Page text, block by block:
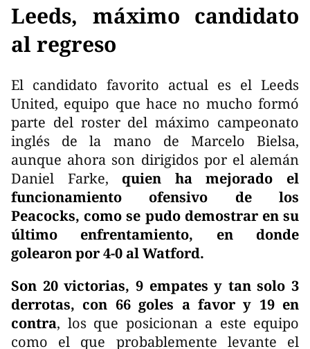
Leeds, máximo candidato
al regreso
El candidato favorito actual es el Leeds
United, equipo que hace no mucho formó
parte del roster del máximo campeonato
inglés de la mano de Marcelo Bielsa,
aunque ahora son dirigidos por el alemán
Daniel Farke, quien ha mejorado el
funcionamiento ofensivo de los
Peacocks, como se pudo demostrar en su
último enfrentamiento, en donde
golearon por 4-0 al Watford.
Son 20 victorias, 9 empates y tan solo 3
derrotas, con 66 goles a favor y 19 en
contra, los que posicionan a este equipo
como el que probablemente levante el